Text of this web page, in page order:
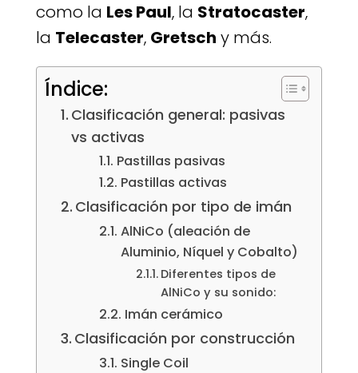
como la Les Paul, la Stratocaster,
la Telecaster, Gretsch y más.
Índice:
Clasificación general: pasivas
vs activas
Pastillas pasivas
Pastillas activas
Clasificación por tipo de imán
AlNiCo (aleación de
Aluminio, Níquel y Cobalto)
Diferentes tipos de
AlNiCo y su sonido:
Imán cerámico
Clasificación por construcción
Single Coil